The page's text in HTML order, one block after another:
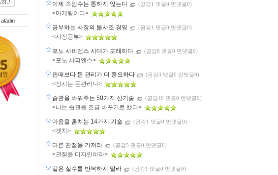
aladin
이제 속임수는 통하지 않는다 (공감1 댓글0 먼댓글0)
<마케팅이다>
공부하는 사장의 불사조 경영 (공감1 댓글0 먼댓글0)
<사장공부>
포노 사피엔스 시대가 도래하다 (공감8 댓글0 먼댓글0)
<포노 사피엔스>
판매보다 돈 관리가 더 중요하다 (공감3 댓글0 먼댓글0)
<장사는 돈관리다>
습관을 바꿔주는 50가지 신기술 (공감10 댓글0 먼댓글0)
<나는 습관을 조금 바꾸기로 했다>
마음을 훔치는 14가지 기술 (공감1 댓글0 먼댓글0)
<캣치>
다른 관점을 가져라 (공감5 댓글0 먼댓글0)
<관점을 디자인하라>
같은 실수를 반복하지 말라 (공감1 댓글0 먼댓글0)